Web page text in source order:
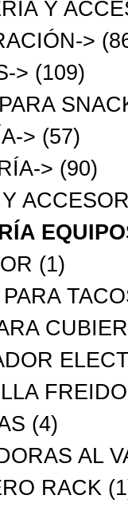
Y
>
> (109)
> (57)
> (90)
(1)
(4)
AL
RACK